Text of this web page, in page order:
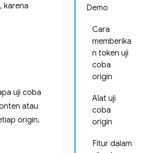
Demo
Cara
memberika
n token uji
coba
origin
Alat uji
coba
origin
Fitur dalam
karena
uji coba
atau
origin.